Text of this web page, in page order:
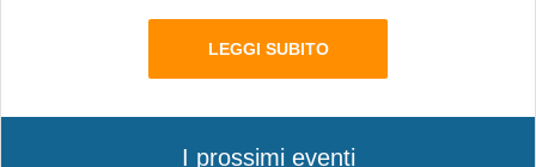
LEGGI SUBITO
I prossimi eventi